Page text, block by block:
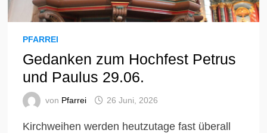
PFARREI
Gedanken zum Hochfest Petrus
und Paulus 29.06.
von Pfarrei 26 Juni, 2026
Kirchweihen werden heutzutage fast überall